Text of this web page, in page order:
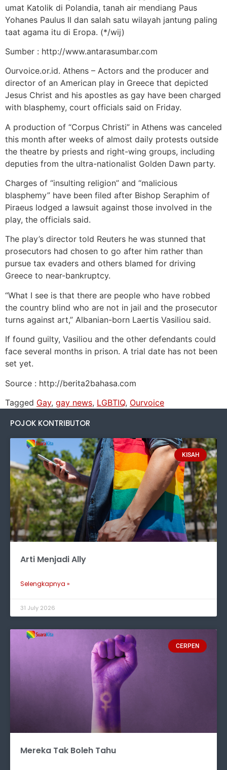
umat Katolik di Polandia, tanah air mendiang Paus
Yohanes Paulus II dan salah satu wilayah jantung paling
taat agama itu di Eropa. (*/wij)
Sumber : http://www.antarasumbar.com
Ourvoice.or.id. Athens – Actors and the producer and
director of an American play in Greece that depicted
Jesus Christ and his apostles as gay have been charged
with blasphemy, court officials said on Friday.
A production of “Corpus Christi” in Athens was canceled
this month after weeks of almost daily protests outside
the theatre by priests and right-wing groups, including
deputies from the ultra-nationalist Golden Dawn party.
Charges of “insulting religion” and “malicious
blasphemy” have been filed after Bishop Seraphim of
Piraeus lodged a lawsuit against those involved in the
play, the officials said.
The play’s director told Reuters he was stunned that
prosecutors had chosen to go after him rather than
pursue tax evaders and others blamed for driving
Greece to near-bankruptcy.
“What I see is that there are people who have robbed
the country blind who are not in jail and the prosecutor
turns against art,” Albanian-born Laertis Vasiliou said.
If found guilty, Vasiliou and the other defendants could
face several months in prison. A trial date has not been
set yet.
Source : http://berita2bahasa.com
Tagged Gay, gay news, LGBTIQ, Ourvoice
POJOK KONTRIBUTOR
KISAH
Arti Menjadi Ally
Selengkapnya »
31 July 2026
CERPEN
Mereka Tak Boleh Tahu